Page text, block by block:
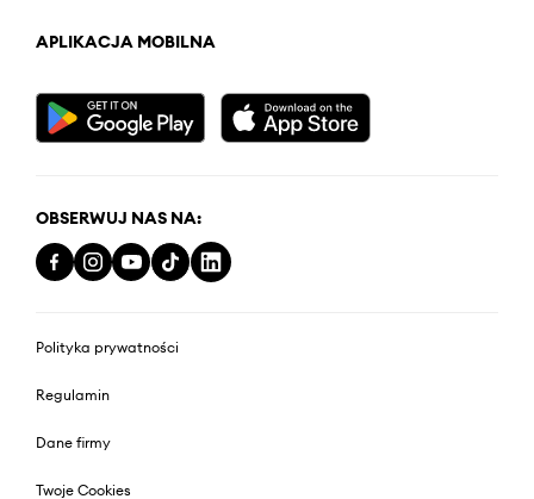
APLIKACJA MOBILNA
OBSERWUJ NAS NA:
Polityka prywatności
Regulamin
Dane firmy
Twoje Cookies